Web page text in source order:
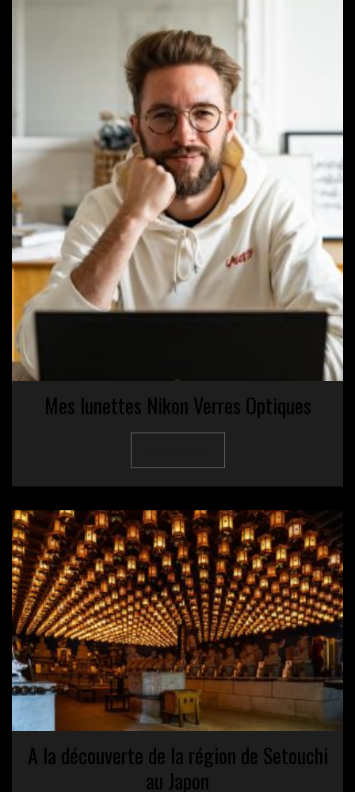
Mes lunettes Nikon Verres Optiques
A la découverte de la région de Setouchi
au Japon